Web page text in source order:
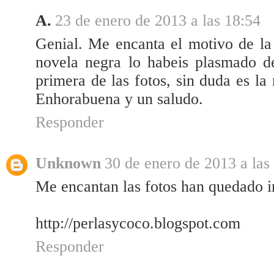
A. 23 de enero de 2013 a las 18:54
Genial. Me encanta el motivo de
novela negra lo habeis plasmado
primera de las fotos, sin duda es
Enhorabuena y un saludo.
Responder
Unknown 30 de enero de 2013 a
Me encantan las fotos han quedado
http://perlasycoco.blogspot.com
Responder